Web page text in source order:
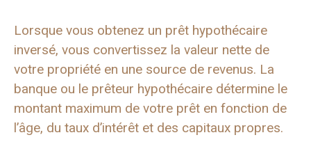
Lorsque vous obtenez un prêt hypothécaire
inversé, vous convertissez la valeur nette de
votre propriété en une source de revenus. La
banque ou le prêteur hypothécaire détermine le
montant maximum de votre prêt en fonction de
l’âge, du taux d’intérêt et des capitaux propres.